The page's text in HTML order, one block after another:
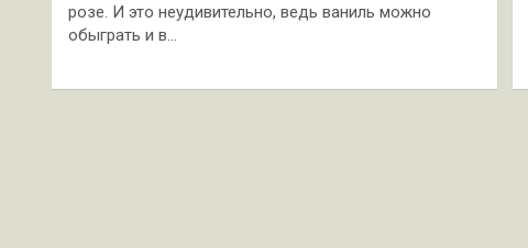
розе. И это неудивительно, ведь ваниль можно
обыграть и в…